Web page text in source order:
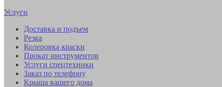
Услуги
Доставка и подъем
Резка
Колеровка краски
Прокат инструментов
Услуги спецтехники
Заказ по телефону
Крыша вашего дома